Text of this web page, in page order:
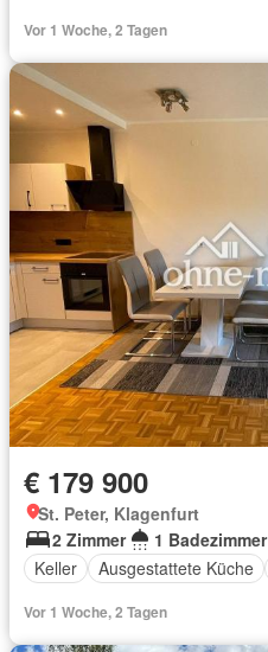
Vor 1 Woche, 2 Tagen
€ 179 900
St. Peter, Klagenfurt
2 Zimmer
1 Badezimmer
Keller
Ausgestattete Küche
Vor 1 Woche, 2 Tagen